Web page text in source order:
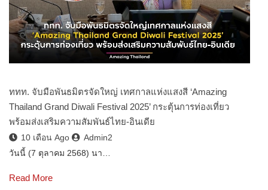
ททท. จับมือพันธมิตรจัดใหญ่ เทศกาลแห่งแสงสี ‘Amazing
Thailand Grand Diwali Festival 2025’ กระตุ้นการท่องเที่ยว
พร้อมส่งเสริมความสัมพันธ์ไทย-อินเดีย
10 เดือน Ago
Admin2
วันนี้ (7 ตุลาคม 2568) นา…
Read More